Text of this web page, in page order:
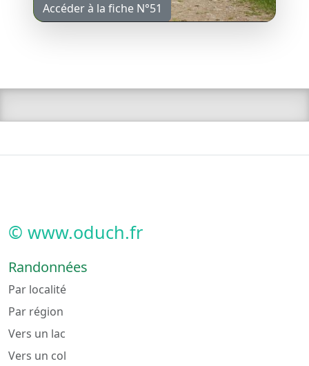
Accéder à la fiche N°51
© www.oduch.fr
Randonnées
Par localité
Par région
Vers un lac
Vers un col